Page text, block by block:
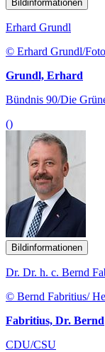
Bildinformationen
Erhard Grundl
© Erhard Grundl/
Grundl, Erhard
Bündnis 90/Die
()
Bildinformationen
Dr. Dr. h. c. Bernd
© Bernd Fabritius/
Fabritius, Dr. Bernd
CDU/CSU